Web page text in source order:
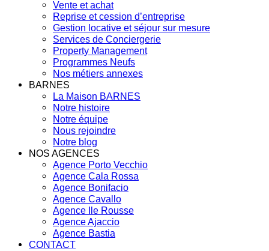
Vente et achat
Reprise et cession d’entreprise
Gestion locative et séjour sur mesure
Services de Conciergerie
Property Management
Programmes Neufs
Nos métiers annexes
BARNES
La Maison BARNES
Notre histoire
Notre équipe
Nous rejoindre
Notre blog
NOS AGENCES
Agence Porto Vecchio
Agence Cala Rossa
Agence Bonifacio
Agence Cavallo
Agence Ile Rousse
Agence Ajaccio
Agence Bastia
CONTACT